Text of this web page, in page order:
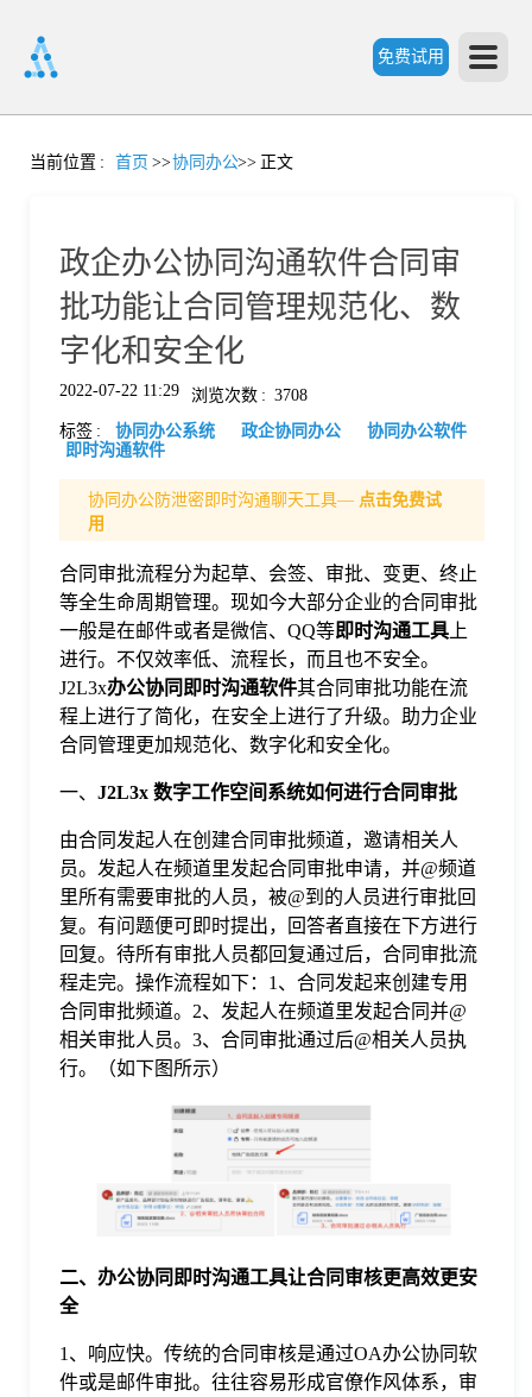
免费试用
首
价
格
常
见
问
题
当前位置 : 首页 >>协同办公>> 正文
政企办公协同沟通软件合同审
批功能让合同管理规范化、数
字化和安全化
2022-07-22 11:29 浏览次数 : 3708
标签 : 协同办公系统 政企协同办公
协同办公软件
即时沟通软件
协同办公防泄密即时沟通聊天工具— 点击免费试
用
合同审批流程分为起草、会签、审批、变更、终止
等全生命周期管理。现如今大部分企业的合同审批
一般是在邮件或者是微信、QQ等即时沟通工具 上
进行。不仅效率低、流程长，而且也不安全。
J2L3x办公协同即时沟通软件其合同审批功能在流
程上进行了简化，在安全上进行了升级。助力企业
合同管理更加规范化、数字化和安全化。
一、 J2L3x 数字工作空间系统如何进行合同审批
由合同发起人在创建合同审批频道，邀请相关人
员。发起人在频道里发起合同审批申请，并@频道
里所有需要审批的人员，被@到的人员进行审批回
复。有问题便可即时提出，回答者直接在下方进行
回复。待所有审批人员都回复通过后，合同审批流
程走完。操作流程如下：1、合同发起来创建专用
合同审批频道。2、发起人在频道里发起合同并@
相关审批人员。3、合同审批通过后@相关人员执
行。（如下图所示）
二、 办公协同即时沟通工具让合同审核更高效更安
全
1、响应快。传统的合同审核是通过OA办公协同软
件或是邮件审批。往往容易形成官僚作风体系，审